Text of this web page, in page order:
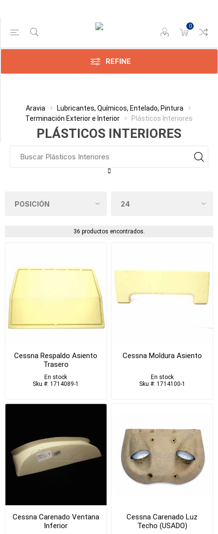
0
REFINE
Aravia
Lubricantes, Químicos, Entelado, Pintura
Terminación Exterior e Interior
Plásticos Interiores
PLÁSTICOS INTERIORES
36 productos encontrados.
Cessna Respaldo Asiento
Trasero
En stock
Sku #: 1714089-1
Cessna Moldura Asiento
En stock
Sku #: 1714100-1
Cessna Carenado Ventana
Inferior
Cessna Carenado Luz
Techo (USADO)
Gama de precios
Min:$
Categoría
Fabricante